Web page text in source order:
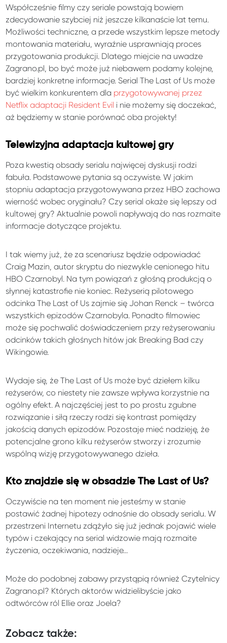
Współcześnie filmy czy seriale powstają bowiem
zdecydowanie szybciej niż jeszcze kilkanaście lat temu.
Możliwości techniczne, a przede wszystkim lepsze metody
montowania materiału, wyraźnie usprawniają proces
przygotowania produkcji. Dlatego miejcie na uwadze
Zagrano.pl, bo być może już niebawem podamy kolejne,
bardziej konkretne informacje. Serial The Last of Us może
być wielkim konkurentem dla przygotowywanej przez
Netflix adaptacji Resident Evil i nie możemy się doczekać,
aż będziemy w stanie porównać oba projekty!
Telewizyjna adaptacja kultowej gry
Poza kwestią obsady serialu najwięcej dyskusji rodzi
fabuła. Podstawowe pytania są oczywiste. W jakim
stopniu adaptacja przygotowywana przez HBO zachowa
wierność wobec oryginału? Czy serial okaże się lepszy od
kultowej gry? Aktualnie powoli napływają do nas rozmaite
informacje dotyczące projektu.
I tak wiemy już, że za scenariusz będzie odpowiadać
Craig Mazin, autor skryptu do niezwykle cenionego hitu
HBO Czarnobyl. Na tym powiązań z głośną produkcją o
słynnej katastrofie nie koniec. Reżyserią pilotowego
odcinka The Last of Us zajmie się Johan Renck – twórca
wszystkich epizodów Czarnobyla. Ponadto filmowiec
może się pochwalić doświadczeniem przy reżyserowaniu
odcinków takich głośnych hitów jak Breaking Bad czy
Wikingowie.
Wydaje się, że The Last of Us może być dziełem kilku
reżyserów, co niestety nie zawsze wpływa korzystnie na
ogólny efekt. A najczęściej jest to po prostu zgubne
rozwiązanie i siłą rzeczy rodzi się kontrast pomiędzy
jakością danych epizodów. Pozostaje mieć nadzieję, że
potencjalne grono kilku reżyserów stworzy i zrozumie
wspólną wizję przygotowywanego dzieła.
Kto znajdzie się w obsadzie The Last of Us?
Oczywiście na ten moment nie jesteśmy w stanie
postawić żadnej hipotezy odnośnie do obsady serialu. W
przestrzeni Internetu zdążyło się już jednak pojawić wiele
typów i czekający na serial widzowie mają rozmaite
życzenia, oczekiwania, nadzieje…
Może do podobnej zabawy przystąpią również Czytelnicy
Zagrano.pl? Których aktorów widzielibyście jako
odtwórców ról Ellie oraz Joela?
Zobacz także: